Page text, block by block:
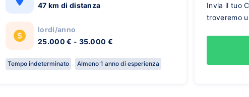
47 km di distanza
lordi/anno
25.000 € - 35.000 €
Tempo indeterminato Almeno 1 anno di esperienza
Invia il tuo
troveremo